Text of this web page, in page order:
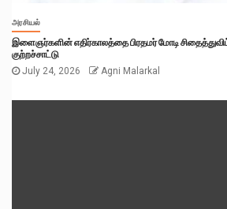
அரசியல்
இளைஞர்களின் எதிர்காலத்தை பிரதமர் மோடி
குற்றச்சாட்டு
July 24, 2026
Agni Malarkal